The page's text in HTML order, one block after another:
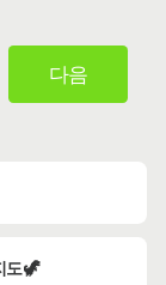
다음
도 🦖